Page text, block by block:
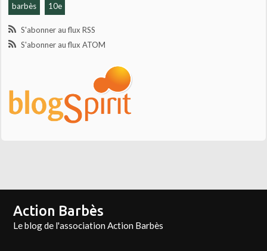
barbès 10e
S'abonner au flux RSS
S'abonner au flux ATOM
Action Barbès
Le blog de l'association Action Barbès